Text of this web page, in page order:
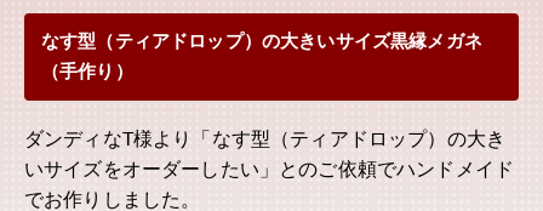
なす型（ティアドロップ）の大きいサイズ黒縁メガネ
（手作り）
ダンディなT様より「なす型（ティアドロップ）の大き
いサイズをオーダーしたい」とのご依頼でハンドメイド
でお作りしました。